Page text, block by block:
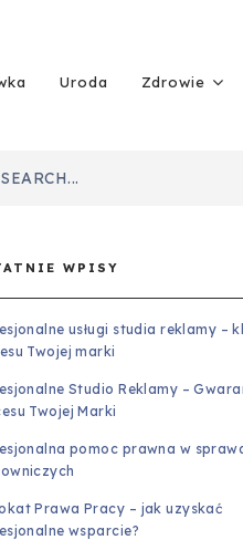
Uroda Zdrowie
WPISY
usługi studia reklamy –
Twojej marki
Studio Reklamy –
Twojej Marki
pomoc prawna w
Prawa Pracy – jak uzyskać
wsparcie?